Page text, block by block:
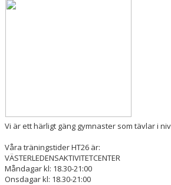
Vi är ett härligt gäng gymnaster som tävlar i
Våra träningstider HT26 är:
VÄSTERLEDENSAKTIVITETCENTER
Måndagar kl: 18.30-21:00
Onsdagar kl: 18.30-21:00